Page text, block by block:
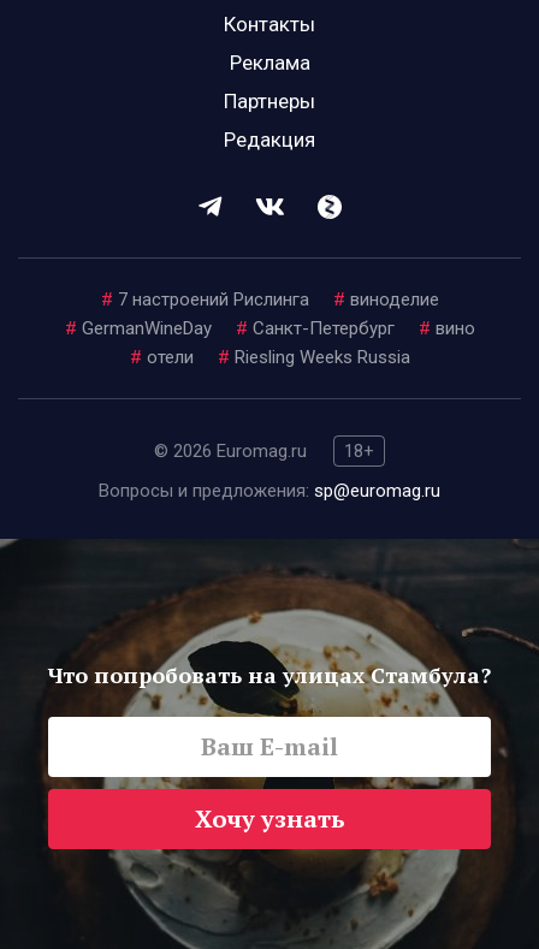
Контакты
Реклама
Партнеры
Редакция
# 7 настроений Рислинга # виноделие
# GermanWineDay # Санкт-Петербург # вино
# отели # Riesling Weeks Russia
© 2026 Euromag.ru
18+
Вопросы и предложения: sp@euromag.ru
Что попробовать на улицах Стамбула?
Хочу узнать